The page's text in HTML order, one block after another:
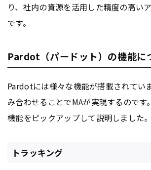
り、社内の資源を活用した精度の高い
です。
Pardot（パードット）の機能に
Pardotには様々な機能が搭載されてい
み合わせることでMAが実現するのです
機能をピックアップして説明しました。
トラッキング